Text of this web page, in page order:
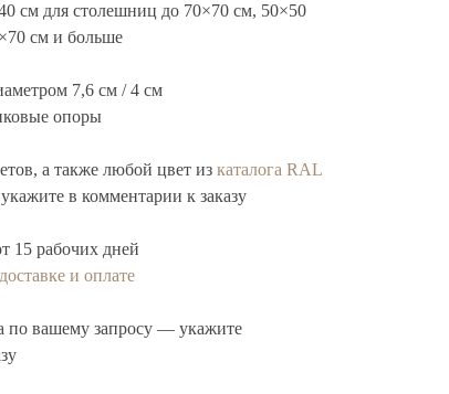
см для столешниц до 70×70 см, 50×50
см и больше
7,6 см / 4 см
опоры
а также любой цвет из каталога RAL
в комментарии к заказу
15 рабочих дней
и оплате
по вашему запросу — укажите